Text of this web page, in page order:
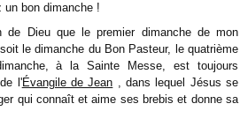
bon dimanche !
de Dieu que le premier dimanche de mon
le dimanche du Bon Pasteur, le quatrième
à la Sainte Messe, est toujours
l'Évangile de Jean , dans lequel Jésus se
qui connaît et aime ses brebis et donne sa